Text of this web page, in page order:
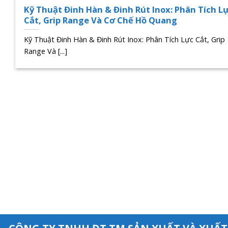
Kỹ Thuật Đinh Hàn & Đinh Rút Inox: Phân Tích
Cắt, Grip Range Và Cơ Chế Hồ Quang
Kỹ Thuật Đinh Hàn & Đinh Rút Inox: Phân Tích Lực Cắt, Grip
Range Và [...]